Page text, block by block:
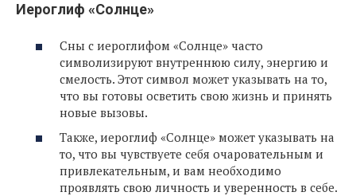
Иероглиф «Солнце»
Сны с иероглифом «Солнце» часто
символизируют внутреннюю силу, энергию и
смелость. Этот символ может указывать на то,
что вы готовы осветить свою жизнь и принять
новые вызовы.
Также, иероглиф «Солнце» может указывать на
то, что вы чувствуете себя очаровательным и
привлекательным, и вам необходимо
проявлять свою личность и уверенность в себе.